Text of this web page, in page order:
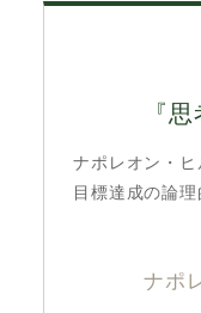
『
ナポレオン・
目標達成の論
ナポ